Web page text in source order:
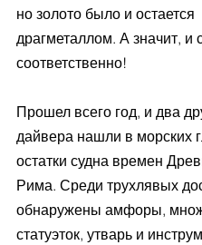
но золото было и остается
драгметаллом. А значит, и
соответственно!
Прошел всего год, и два
дайвера нашли в морских
остатки судна времен
Рима. Среди трухлявых
обнаружены амфоры,
статуэток, утварь и